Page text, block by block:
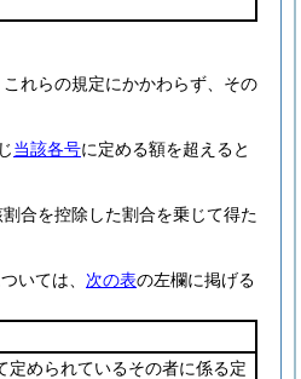
れらの規定にかかわらず、その
当該各号に定める額を超えると
合を控除した割合を乗じて得た
いては、 次の表の左欄に掲げる
定められているその者に係る定